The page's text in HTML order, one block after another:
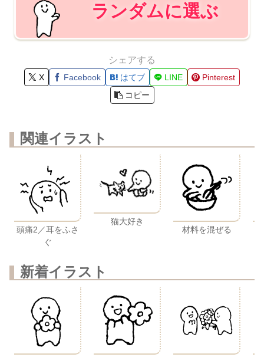
ランダムに選ぶ
シェアする
X Facebook はてブ LINE
Pinterest
コピー
関連イラスト
頭痛2／耳をふさ
ぐ
猫大好き
材料を混ぜる
新着イラスト